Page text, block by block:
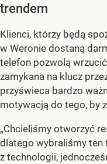
trendem
Klienci, którzy będą
w Weronie dostaną
telefon pozwolą
zamykana na klucz
przyświeca bardzo
motywacją do tego, by
„Chcieliśmy otworzyć
dlatego wybraliśmy ten
z technologii,